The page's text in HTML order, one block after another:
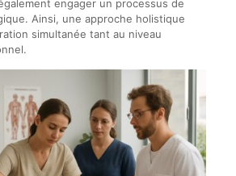
engager un processus de
Ainsi, une approche holistique
simultanée tant au niveau